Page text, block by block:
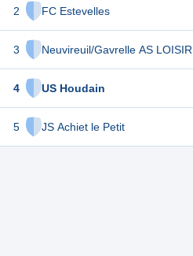
2 FC Estevelles
3 Neuvireuil/Gavrelle AS LOISIR
4 US Houdain
5 JS Achiet le Petit